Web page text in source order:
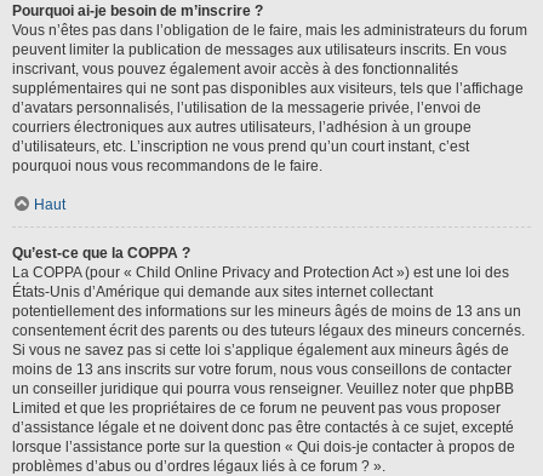
Pourquoi ai-je besoin de m’inscrire ?
Vous n’êtes pas dans l’obligation de le faire, mais les administrateurs du forum
peuvent limiter la publication de messages aux utilisateurs inscrits. En vous
inscrivant, vous pouvez également avoir accès à des fonctionnalités
supplémentaires qui ne sont pas disponibles aux visiteurs, tels que l’affichage
d’avatars personnalisés, l’utilisation de la messagerie privée, l’envoi de
courriers électroniques aux autres utilisateurs, l’adhésion à un groupe
d’utilisateurs, etc. L’inscription ne vous prend qu’un court instant, c’est
pourquoi nous vous recommandons de le faire.
Haut
Qu’est-ce que la COPPA ?
La COPPA (pour « Child Online Privacy and Protection Act ») est une loi des
États-Unis d’Amérique qui demande aux sites internet collectant
potentiellement des informations sur les mineurs âgés de moins de 13 ans un
consentement écrit des parents ou des tuteurs légaux des mineurs concernés.
Si vous ne savez pas si cette loi s’applique également aux mineurs âgés de
moins de 13 ans inscrits sur votre forum, nous vous conseillons de contacter
un conseiller juridique qui pourra vous renseigner. Veuillez noter que phpBB
Limited et que les propriétaires de ce forum ne peuvent pas vous proposer
d’assistance légale et ne doivent donc pas être contactés à ce sujet, excepté
lorsque l’assistance porte sur la question « Qui dois-je contacter à propos de
problèmes d’abus ou d’ordres légaux liés à ce forum ? ».